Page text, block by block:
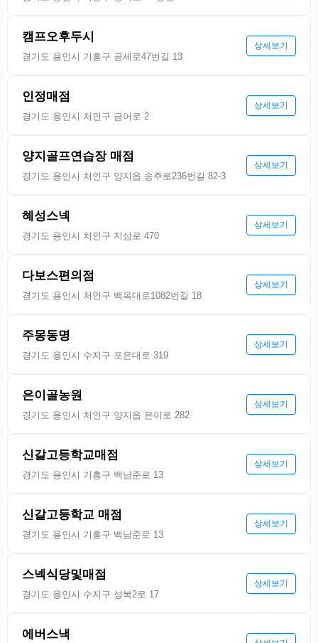
캠프오후두시
경기도 용인시 기흥구 공세로47번길 13
상세보기
인정매점
경기도 용인시 처인구 금어로 2
상세보기
양지골프연습장 매점
경기도 용인시 처인구 양지읍 송주로236번길 82-3
상세보기
혜성스넥
경기도 용인시 처인구 지삼로 470
상세보기
다보스편의점
경기도 용인시 처인구 백옥대로1082번길 18
상세보기
주몽동명
경기도 용인시 수지구 포은대로 319
상세보기
은이골농원
경기도 용인시 처인구 양지읍 은이로 282
상세보기
신갈고등학교매점
경기도 용인시 기흥구 백남준로 13
상세보기
신갈고등학교 매점
경기도 용인시 기흥구 백남준로 13
상세보기
스넥식당및매점
경기도 용인시 수지구 성복2로 17
상세보기
에버스낵